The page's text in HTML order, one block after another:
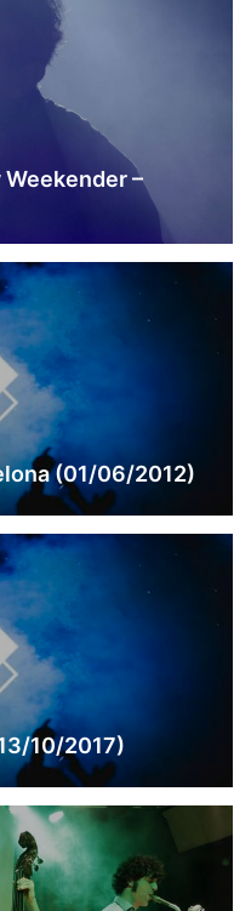
–
(01/06/2012)
10/2017)